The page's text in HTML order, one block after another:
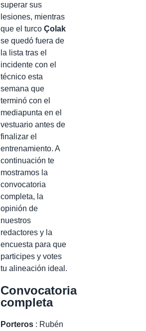
superar sus
lesiones, mientras
que el turco Çolak
se quedó fuera de
la lista tras el
incidente con el
técnico esta
semana que
terminó con el
mediapunta en el
vestuario antes de
finalizar el
entrenamiento. A
continuación te
mostramos la
convocatoria
completa, la
opinión de
nuestros
redactores y la
encuesta para que
participes y votes
tu alineación ideal.
Convocatoria
completa
Porteros : Rubén